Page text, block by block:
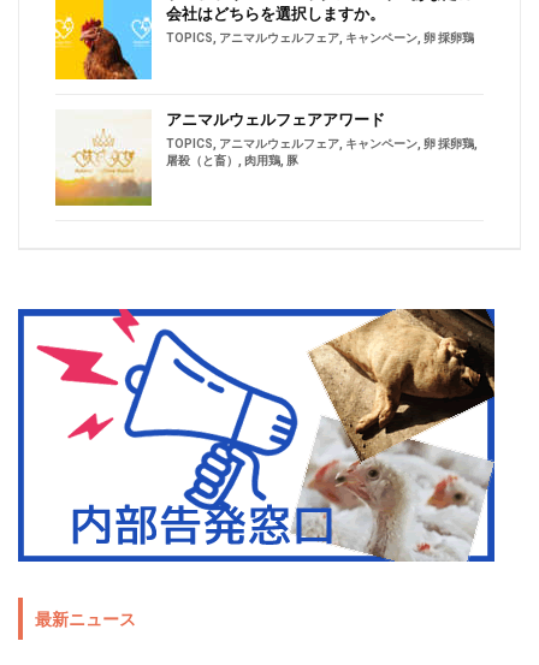
会社はどちらを選択しますか。
TOPICS アニマルウェルフェア キャンペーン 卵 採卵鶏
アニマルウェルフェアアワード
TOPICS アニマルウェルフェア キャンペーン 卵 採卵鶏
屠殺（と畜）
肉用鶏 豚
最新ニュース